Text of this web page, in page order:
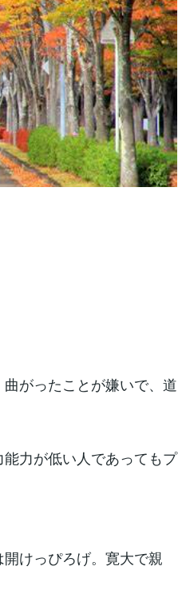
がったことが嫌いで、道
力が低い人であってもプ
けっぴろげ。寛大で親